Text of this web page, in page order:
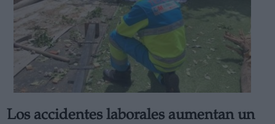
Los accidentes laborales aumentan un